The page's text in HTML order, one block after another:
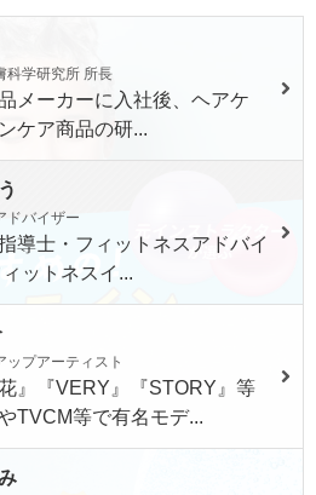
科学研究所 所長
メーカーに入社後、ヘアケ
ケア商品の研...
ドバイザー
導士・フィットネスアドバイ
ットネスイ...
ップアーティスト
花』『VERY』『STORY』等
TVCM等で有名モデ...